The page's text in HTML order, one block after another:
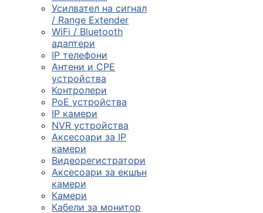
Усилвател на сигнал
/ Range Extender
WiFi / Bluetooth
адаптери
IP телефони
Антени и CPE
устройства
Контролери
PoE устройства
IP камери
NVR устройства
Аксесоари за IP
камери
Видеорегистратори
Аксесоари за екшън
камери
Камери
Кабели за монитор